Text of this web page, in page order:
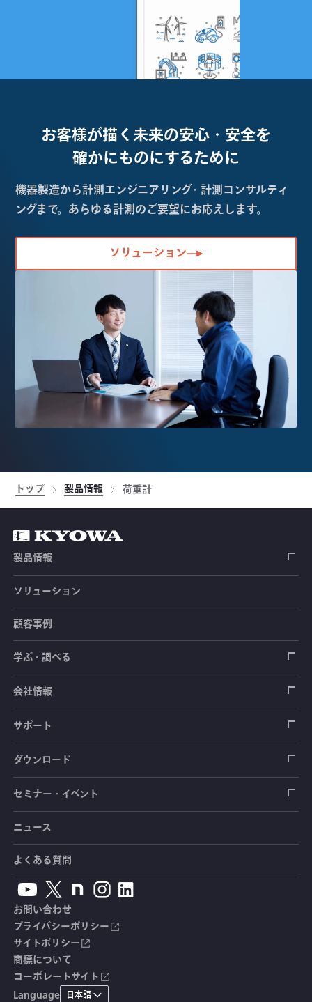
お客様が描く未来の安心・安全を
確かにものにするために
機器製造から計測エンジニアリング・計測コンサルティ
ングまで。あらゆる計測のご要望にお応えします。
ソリューション
トップ 製品情報 荷重計
製品情報
ひずみゲージ
センサ（変換器）
ロードセル
加速度センサ
圧力センサ
トルクセンサ
土木建築用センサ
荷重計
土圧計
間隙水圧計
傾斜計
鉄筋計
沈下計
応力計
継目計
自動車用センサ
シートベルト張力計
操舵力・操舵角計
手ブレーキ計・チェンジレバー操作力計
踏力計
ホイールトルクセンサ
人体ダミー用センサ
測定器
データロガー
指示計・表示器
増幅器（アンプ）
ハンディ測定器（チェッカ）
ソフトウェア
計測システム
道路用計測システム
鉄道用計測システム
自動車用計測システム
土木用計測システム
試験装置・システム
ブリッジボックス
ケーブル・コネクタ
アクセサリ
製品・サービスTopics
オーダーメイド製品
生産終了製品
ソリューション
顧客事例
学ぶ・調べる
ひずみゲージ
センサ（変換器）
測定器
光ファイバ計測ソリューション - 学ぶ・調べる
共和技報
単位変換表
用語集
会社情報
拠点情報
会社概要
サポート
製品輸出時の取り扱いと該非判定書
毒物及び劇物譲受書
安全データシート（SDS）
カタログ・資料のダウンロード
生産終了製品一覧
拠点情報
よくあるご質問
ダウンロード
カタログ
取扱説明書
CADデータ
ソフトウェアバージョンアップ
総合カタログ
安全データシート（SDS）
CE適合品 受注・販売状況
セミナー・イベント
セミナー・講習会
イベント・展示会
ニュース
よくある質問
お問い合わせ
プライバシーポリシー
サイトポリシー
商標について
コーポレートサイト
Language 日本語